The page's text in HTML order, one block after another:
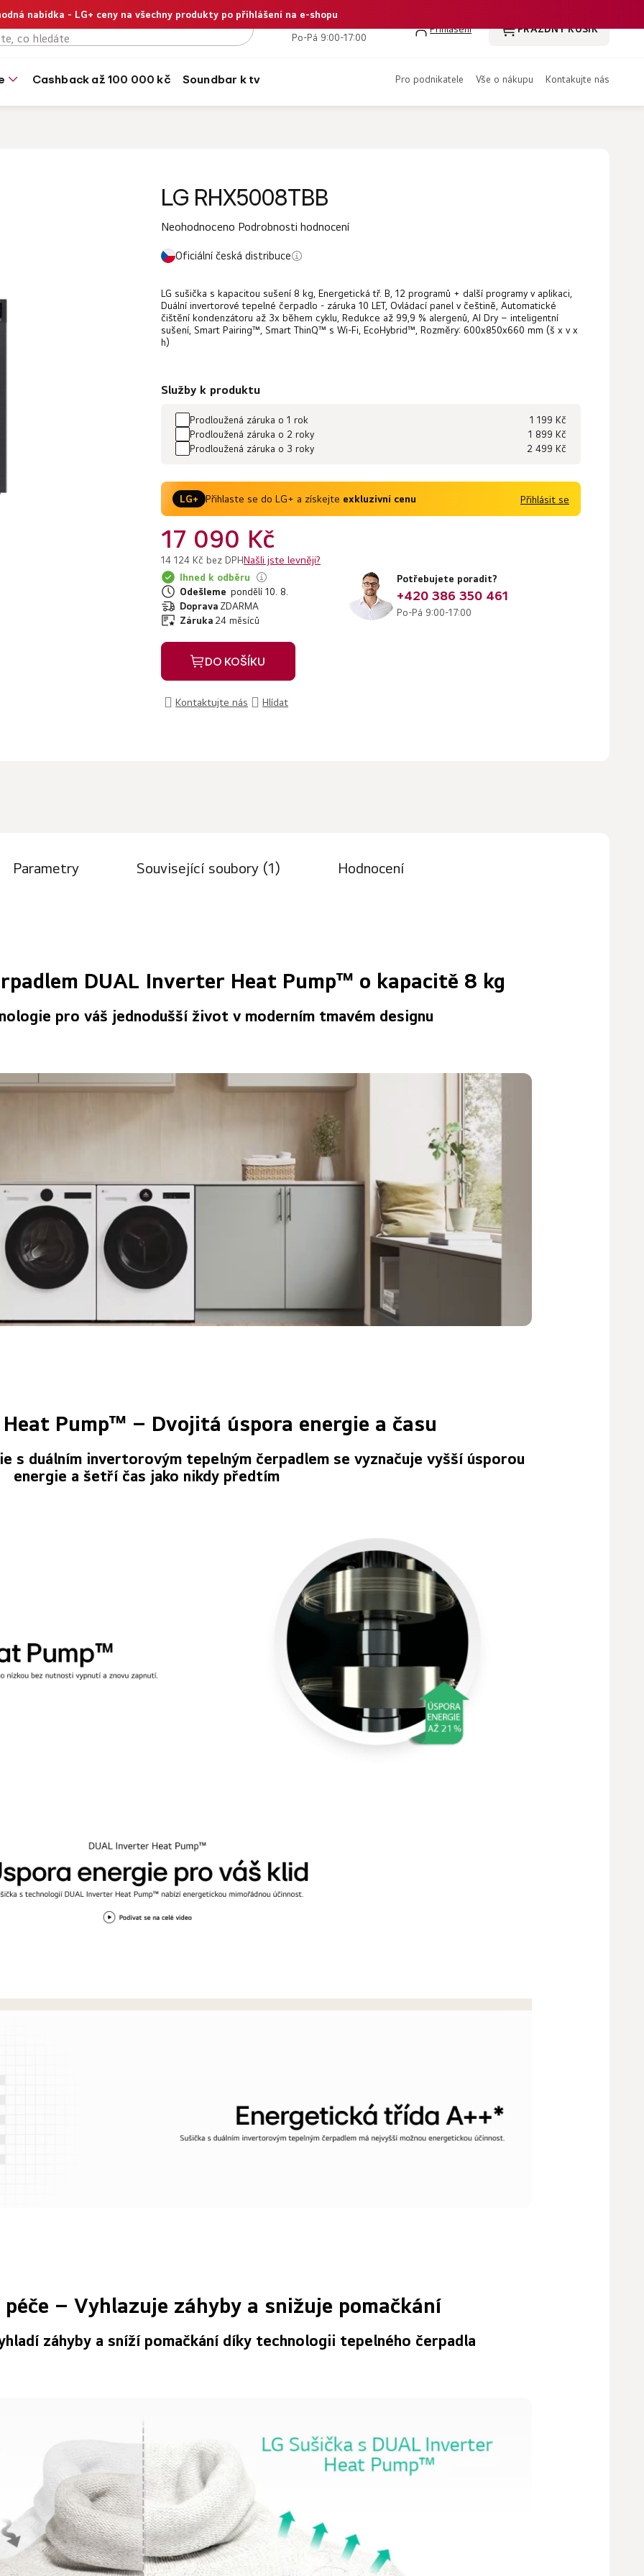
nabídka - LG+ ceny na všechny produkty po přihlášení na e-shopu+420 386 350 461
Po-Pá 9:00-17:00
Přihlášení
NÁKUPNÍ
PRÁZDNÝ KOŠÍK
cashback až 100 000 kč soundbar k tv pro podnikatele vše o nákupu kontakujte nás
LG RHX5008TBB
Průměrné
produktu
0,0
z
5
Neohodnoceno Podrobnosti hodnocení
Oficiální česká distribuce
LG sušička s kapacitou sušení 8 kg, Energetická tř. B, 12 programů + další programy v aplikaci,
Duální invertorové tepelné čerpadlo - záruka 10 LET, Ovládací panel v češtině, Automatické
čištění kondenzátoru až 3x během cyklu, Redukce až 99,9 % alergenů, AI Dry – inteligentní
sušení, Smart Pairing™, Smart ThinQ™ s Wi-Fi, EcoHybrid™, Rozměry: 600x850x660 mm (š x v x
h)
Služby k produktu
Prodloužená záruka o 1 rok
1 199 Kč
Prodloužená záruka o 2 roky
1 899 Kč
Prodloužená záruka o 3 roky
2 499 Kč
LG+ Přihlaste se do LG+ a získejte exkluzivní cenu Přihlásit se
17 090 Kč
14 124 Kč bez DPHNašli jste levněji?
Ihned k odběru
Odešleme pondělí 10. 8.
Doprava ZDARMA
Záruka 24 měsíců
Potřebujete poradit?
+420 386 350 461
Po-Pá 9:00-17:00
DO KOŠÍKU
Kontaktujte nás Hlídat
Parametry Související soubory (1) Hodnocení
DUAL Inverter Heat Pump™ o kapacitě 8 kg
pro váš jednodušší život v moderním tmavém designu
Pump™ – Dvojitá úspora energie a času
s duálním invertorovým tepelným čerpadlem se vyznačuje vyšší úsporou
energie a šetří čas jako nikdy předtím
péče – Vyhlazuje záhyby a snižuje pomačkání
záhyby a sníží pomačkání díky technologii tepelného čerpadla